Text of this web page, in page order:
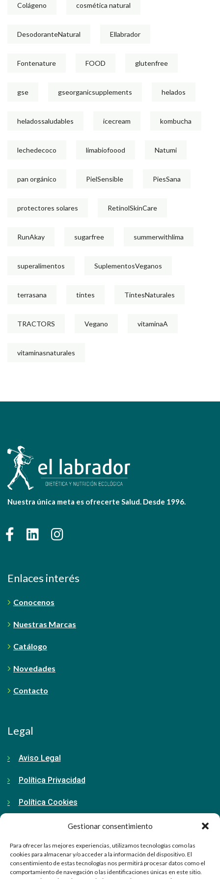
Gestionar consentimiento
Para ofrecer las mejores experiencias, utilizamos tecnologías como las
cookies para almacenar y/o acceder a la información del dispositivo. El
consentimiento de estas tecnologías nos permitirá procesar datos como el
comportamiento de navegación o las identificaciones únicas en este sitio.
Colágeno cosmética natural
DesodoranteNatural Ellabrador
Fontenature FOOD glutenfree
gse gseorganicsupplements helados
heladossaludables icecream kombucha
lechedecoco limabiofoood Natumi
pan orgánico PielSensible PiesSana
protectores solares RetinolSkinCare
RunAkay sugarfree summerwithlima
superalimentos SuplementosVeganos
terrasana tintes TintesNaturales
TRACTORS Vegano vitaminaA
vitaminasnaturales
Nuestra única meta es ofrecerte Salud. Desde 1996.
Enlaces interés
Conocenos
Nuestras Marcas
Catálogo
Novedades
Contacto
Legal
Aviso Legal
Política Privacidad
Política Cookies
Contacto
91 798 71 15